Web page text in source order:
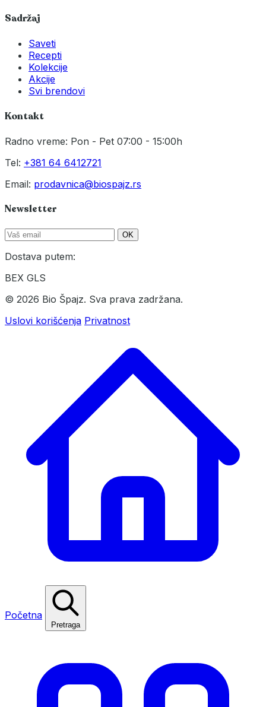
Sadržaj
Saveti
Recepti
Kolekcije
Akcije
Svi brendovi
Kontakt
Radno vreme: Pon - Pet 07:00 - 15:00h
Tel: +381 64 6412721
Email: prodavnica@biospajz.rs
Newsletter
OK
Dostava putem:
BEX GLS
© 2026 Bio Špajz. Sva prava zadržana.
Uslovi korišćenja Privatnost
Početna
Pretraga